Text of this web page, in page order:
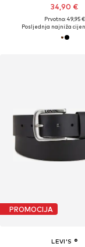
34,90 €
Prvotno: 49,95 €
Posljednja najniža
PROMOCIJA
LEVI'S ®